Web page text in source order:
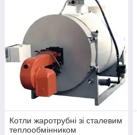
Котли жаротрубні зі сталевим
теплообмінником